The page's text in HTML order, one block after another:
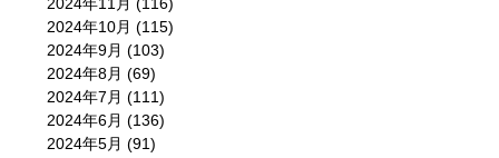
2024年11月 (116)
2024年10月 (115)
2024年9月 (103)
2024年8月 (69)
2024年7月 (111)
2024年6月 (136)
2024年5月 (91)